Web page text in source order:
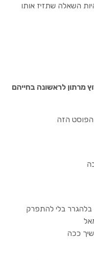
השאלה שתזיז אותו
מרתון לראשונה בחייהם
הפוסט הזה
בלהגרר בלי להתפרק
ככה